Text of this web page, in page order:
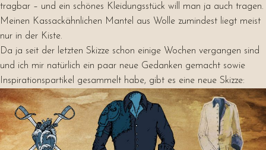
tragbar – und ein schönes Kleidungsstück will man ja auch tragen.
Meinen Kassackähnlichen Mantel aus Wolle zumindest liegt meist
nur in der Kiste.
Da ja seit der letzten Skizze schon einige Wochen vergangen sind
und ich mir natürlich ein paar neue Gedanken gemacht sowie
Inspirationspartikel gesammelt habe, gibt es eine neue Skizze: